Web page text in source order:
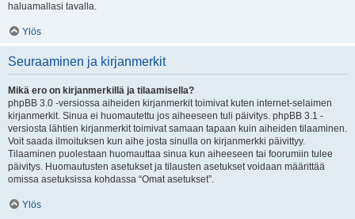
haluamallasi tavalla.
Ylös
Seuraaminen ja kirjanmerkit
Mikä ero on kirjanmerkillä ja tilaamisella?
phpBB 3.0 -versiossa aiheiden kirjanmerkit toimivat kuten internet-selaimen
kirjanmerkit. Sinua ei huomautettu jos aiheeseen tuli päivitys. phpBB 3.1 -
versiosta lähtien kirjanmerkit toimivat samaan tapaan kuin aiheiden tilaaminen.
Voit saada ilmoituksen kun aihe josta sinulla on kirjanmerkki päivittyy.
Tilaaminen puolestaan huomauttaa sinua kun aiheeseen tai foorumiin tulee
päivitys. Huomautusten asetukset ja tilausten asetukset voidaan määrittää
omissa asetuksissa kohdassa “Omat asetukset”.
Ylös